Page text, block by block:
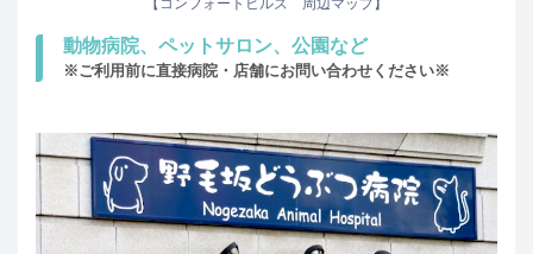
動物病院、ペットサロン、公園など
※ご利用前に直接病院・店舗にお問い合わせください※